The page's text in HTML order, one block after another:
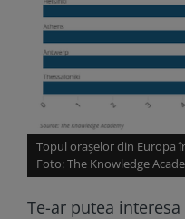
Topul orașelor din Europa
Foto: The Knowledge
Te-ar putea interesa